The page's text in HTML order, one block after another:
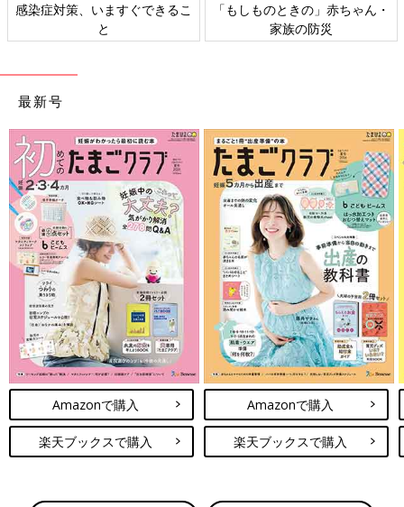
感染症対策、いますぐできるこ
と
「もしものときの」赤ちゃん・
家族の防災
最新号
Amazonで購入
楽天ブックスで購入
Amazonで購入
楽天ブックスで購入